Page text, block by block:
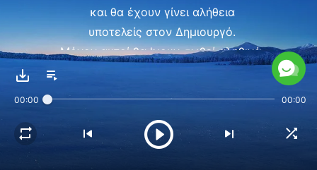
και θα έχουν γίνει αλήθεια
υποτελείς στον Δημιουργό.
Μόνον αυτοί θα 'χουν σωθεί αληθινά.
ότι ο Θεός ελέγχει τη μοίρα
ολόκληρης της ανθρωπότητας.
00:00 00:00